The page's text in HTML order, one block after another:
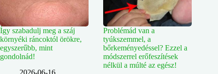
Így szabadulj meg a száj
környéki ráncoktól örökre,
egyszerűbb, mint
gondolnád!
2026-06-16
Problémád van a
tyúkszemmel, a
bőrkeményedéssel? Ezzel a
módszerrel erőfeszítések
nélkül a múlté az egész!